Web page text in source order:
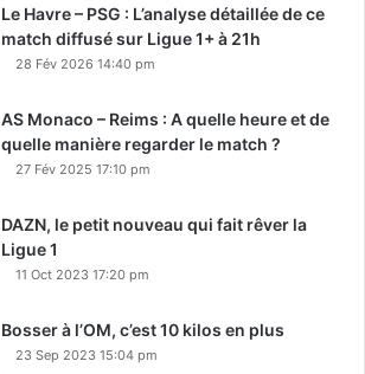
Le Havre – PSG : L’analyse détaillée de ce
match diffusé sur Ligue 1+ à 21h
28 Fév 2026 14:40 pm
AS Monaco – Reims : A quelle heure et de
quelle manière regarder le match ?
27 Fév 2025 17:10 pm
DAZN, le petit nouveau qui fait rêver la
Ligue 1
11 Oct 2023 17:20 pm
Bosser à l’OM, c’est 10 kilos en plus
23 Sep 2023 15:04 pm